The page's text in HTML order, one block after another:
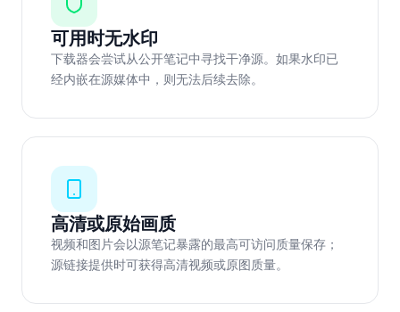
可用时无水印
下载器会尝试从公开笔记中寻找干净源。如果水印已
经内嵌在源媒体中，则无法后续去除。
高清或原始画质
视频和图片会以源笔记暴露的最高可访问质量保存；
源链接提供时可获得高清视频或原图质量。